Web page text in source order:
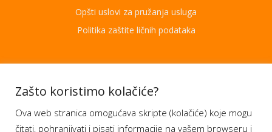
Opšti uslovi za pružanja usluga
Politika zaštite ličnih podataka
Aplikacije
Moj BH Telecom
Zašto koristimo kolačiće?
Ova web stranica omogućava skripte (kolačiće) koje mogu
čitati, pohranjivati i pisati informacije na vašem browseru i